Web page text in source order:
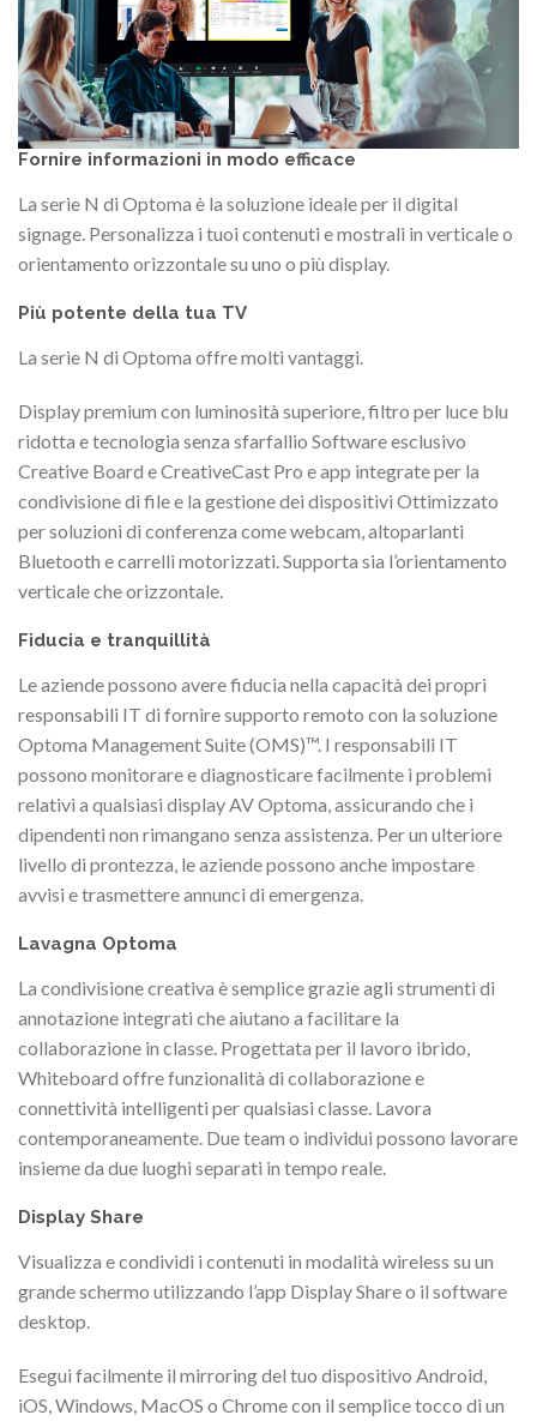
Fornire informazioni in modo efficace
La serie N di Optoma è la soluzione ideale per il digital
signage. Personalizza i tuoi contenuti e mostrali in verticale o
orientamento orizzontale su uno o più display.
Più potente della tua TV
La serie N di Optoma offre molti vantaggi.
Display premium con luminosità superiore, filtro per luce blu
ridotta e tecnologia senza sfarfallio Software esclusivo
Creative Board e CreativeCast Pro e app integrate per la
condivisione di file e la gestione dei dispositivi Ottimizzato
per soluzioni di conferenza come webcam, altoparlanti
Bluetooth e carrelli motorizzati. Supporta sia l’orientamento
verticale che orizzontale.
Fiducia e tranquillità
Le aziende possono avere fiducia nella capacità dei propri
responsabili IT di fornire supporto remoto con la soluzione
Optoma Management Suite (OMS)™. I responsabili IT
possono monitorare e diagnosticare facilmente i problemi
relativi a qualsiasi display AV Optoma, assicurando che i
dipendenti non rimangano senza assistenza. Per un ulteriore
livello di prontezza, le aziende possono anche impostare
avvisi e trasmettere annunci di emergenza.
Lavagna Optoma
La condivisione creativa è semplice grazie agli strumenti di
annotazione integrati che aiutano a facilitare la
collaborazione in classe. Progettata per il lavoro ibrido,
Whiteboard offre funzionalità di collaborazione e
connettività intelligenti per qualsiasi classe. Lavora
contemporaneamente. Due team o individui possono lavorare
insieme da due luoghi separati in tempo reale.
Display Share
Visualizza e condividi i contenuti in modalità wireless su un
grande schermo utilizzando l’app Display Share o il software
desktop.
Esegui facilmente il mirroring del tuo dispositivo Android,
iOS, Windows, MacOS o Chrome con il semplice tocco di un